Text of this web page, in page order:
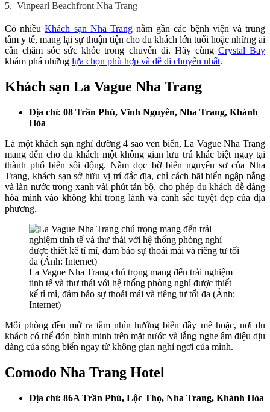
5. Vinpearl Beachfront Nha Trang
Có nhiềuKhách sạn Nha Trangnằm gần các bệnh viện và trung
tâm y tế, mang lại sự thuận tiện cho du khách lớn tuổi hoặc những ai
cần chăm sóc sức khỏe trong chuyến đi. Hãy cùng Crystal Bay
khám phá những lựa chọn phù hợp và dễ di chuyển nhất.
Khách sạn La Vague Nha Trang
Địa chỉ: 08 Trần Phú, Vĩnh Nguyên, Nha Trang, Khánh
Hòa
Là một khách sạn nghỉ dưỡng 4 sao ven biển, La Vague Nha Trang
mang đến cho du khách một không gian lưu trú khác biệt ngay tại
thành phố biển sôi động. Nằm dọc bờ biển nguyên sơ của Nha
Trang, khách sạn sở hữu vị trí đắc địa, chỉ cách bãi biển ngập nắng
và làn nước trong xanh vài phút tản bộ, cho phép du khách dễ dàng
hòa mình vào không khí trong lành và cảnh sắc tuyệt đẹp của địa
phương.
La Vague Nha Trang chú trọng mang đến trải nghiệm
tinh tế và thư thái với hệ thống phòng nghỉ được thiết
kế tỉ mỉ, đảm bảo sự thoải mái và riêng tư tối đa (Ảnh:
Internet)
Mỗi phòng đều mở ra tầm nhìn hướng biển đầy mê hoặc, nơi du
khách có thể đón bình minh trên mặt nước và lắng nghe âm điệu dịu
dàng của sóng biển ngay từ không gian nghỉ ngơi của mình.
Comodo Nha Trang Hotel
Địa chỉ: 86A Trần Phú, Lộc Thọ, Nha Trang, Khánh Hòa